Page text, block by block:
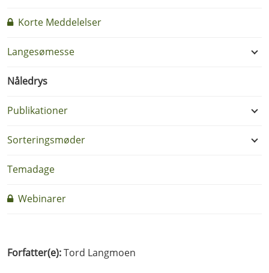
Korte Meddelelser
Langesømesse
Nåledrys
Publikationer
Sorteringsmøder
Temadage
Webinarer
Forfatter(e):Tord Langmoen